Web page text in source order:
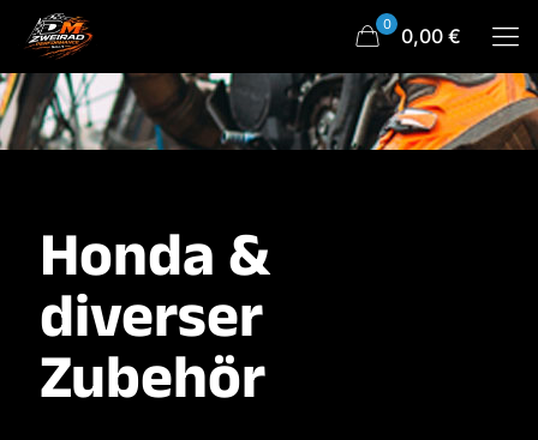
0 0,00 €
Honda &
diverser
Zubehör